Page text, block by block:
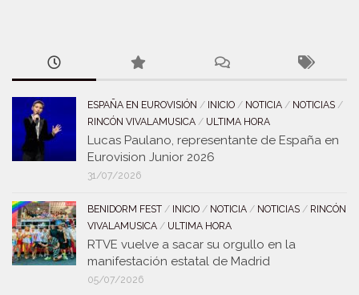
ESPAÑA EN EUROVISIÓN / INICIO / NOTICIA / NOTICIAS /
RINCÓN VIVALAMUSICA / ULTIMA HORA
Lucas Paulano, representante de España en
Eurovision Junior 2026
31/07/2026
BENIDORM FEST / INICIO / NOTICIA / NOTICIAS / RINCÓN
VIVALAMUSICA / ULTIMA HORA
RTVE vuelve a sacar su orgullo en la
manifestación estatal de Madrid
05/07/2026